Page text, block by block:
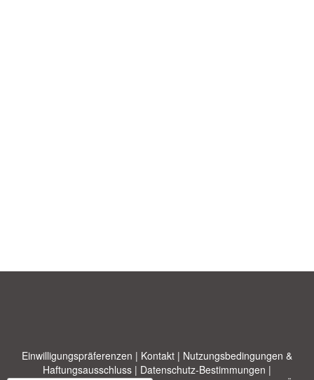
Einwilligungspräferenzen | Kontakt | Nutzungsbedingungen &
Haftungsausschluss | Datenschutz-Bestimmungen |